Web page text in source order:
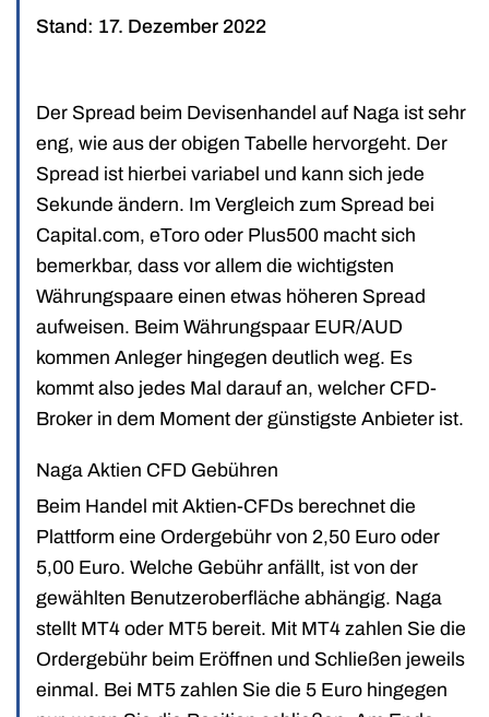
Stand: 17. Dezember 2022
Der Spread beim Devisenhandel auf Naga ist sehr
eng, wie aus der obigen Tabelle hervorgeht. Der
Spread ist hierbei variabel und kann sich jede
Sekunde ändern. Im Vergleich zum Spread bei
Capital.com, eToro oder Plus500 macht sich
bemerkbar, dass vor allem die wichtigsten
Währungspaare einen etwas höheren Spread
aufweisen. Beim Währungspaar EUR/AUD
kommen Anleger hingegen deutlich weg. Es
kommt also jedes Mal darauf an, welcher CFD-
Broker in dem Moment der günstigste Anbieter ist.
Naga Aktien CFD Gebühren
Beim Handel mit Aktien-CFDs berechnet die
Plattform eine Ordergebühr von 2,50 Euro oder
5,00 Euro. Welche Gebühr anfällt, ist von der
gewählten Benutzeroberfläche abhängig. Naga
stellt MT4 oder MT5 bereit. Mit MT4 zahlen Sie die
Ordergebühr beim Eröffnen und Schließen jeweils
einmal. Bei MT5 zahlen Sie die 5 Euro hingegen